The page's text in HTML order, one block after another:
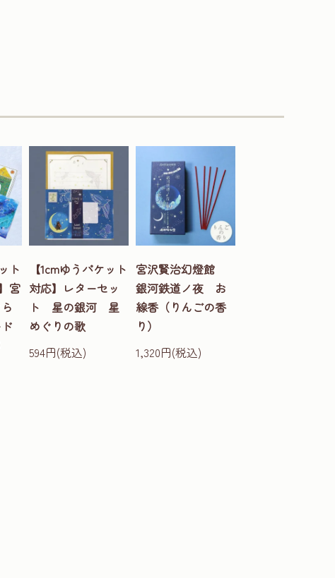
ト
宮
【1cmゆうパケット
対応】レターセッ
ト 星の銀河 星
めぐりの歌
594円(税込)
宮沢賢治幻燈館
銀河鉄道ノ夜 お
線香（りんごの香
り）
1,320円(税込)